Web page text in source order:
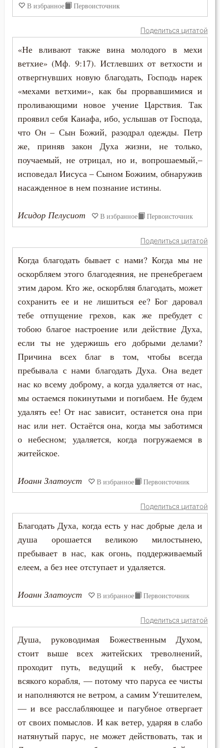
Миропомазание
Молитва
Молчание
Монастырь
Мощи
Мужество
Мысли
Мытарство
Надежда
Наказание
Намерение
Наслаждение
Насмешка
Начальство
Нищета
Нравственность
Обличение
Одежда
Оправдание себя
Осквернение
Оскорбление
Оставление Богом
В избранное Первоисточник
Поделиться цитатой
«Не вливают также вина молодого в мехи
ветхие» (Мф. 9:17). Истлевших от ветхости и
отвергнувших новую благодать, Господь нарек
«мехами ветхими», как бы прорвавшимися и
проливающими новое учение Царствия. Так
проявил себя Каиафа, ибо, услышав от Господа,
что Он – Сын Божий, разодрал одежды. Петр
же, приняв закон Духа жизни, не только,
поучаемый, не отрицал, но и, вопрошаемый,–
исповедал Иисуса – Сыном Божиим, обнаружив
насажденное в нем познание истины.
Исидор Пелусиот В избранное Первоисточник
Поделиться цитатой
Когда благодать бывает с нами? Когда мы не
оскорбляем этого благодеяния, не пренебрегаем
этим даром. Кто же, оскорбляя благодать, может
сохранить ее и не лишиться ее? Бог даровал
тебе отпущение грехов, как же пребудет с
тобою благое настроение или действие Духа,
если ты не удержишь его добрыми делами?
Причина всех благ в том, чтобы всегда
пребывала с нами благодать Духа. Она ведет
нас ко всему доброму, а когда удаляется от нас,
мы остаемся покинутыми и погибаем. Не будем
удалять ее! От нас зависит, останется она при
нас или нет. Остаётся она, когда мы заботимся
о небесном; удаляется, когда погружаемся в
житейское.
Иоанн Златоуст В избранное Первоисточник
Поделиться цитатой
Благодать Духа, когда есть у нас добрые дела и
душа орошается великою милостынею,
пребывает в нас, как огонь, поддерживаемый
елеем, а без нее отступает и удаляется.
Иоанн Златоуст В избранное Первоисточник
Поделиться цитатой
Душа, руководимая Божественным Духом,
стоит выше всех житейских треволнений,
проходит путь, ведущий к небу, быстрее
всякого корабля, — потому что паруса ее чисты
и наполняются не ветром, а самим Утешителем,
— и все расслабляющее и пагубное отвергает
от своих помыслов. И как ветер, ударяя в слабо
натянутый парус, не может действовать, так и